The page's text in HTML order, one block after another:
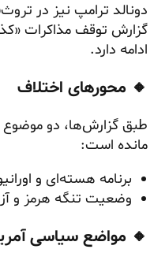
دونالد ترامپ نیز در
گزارش توقف مذاکرات
ادامه دارد.
🔸 محورهای اختلاف
طبق گزارش‌ها، دو
مانده است:
برنامه هسته‌ای و
وضعیت تنگه هرمز و
🔸 مواضع سیاسی